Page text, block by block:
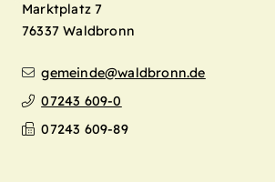
Marktplatz 7
76337 Waldbronn
gemeinde@waldbronn.de
07243 609-0
07243 609-89